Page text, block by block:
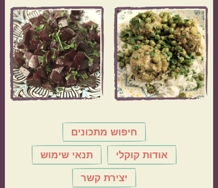
חיפוש מתכונים
אודות קוקלי תנאי שימוש
יצירת קשר